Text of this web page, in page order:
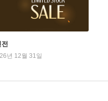
년 12월 31일